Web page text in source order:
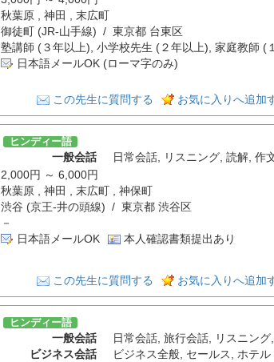
秋葉原 , 神田 , 末広町
御徒町 (JR-山手線) / 東京都 台東区
塾講師 (３年以上), 小学校先生 (２年以上), 家庭教師 (
日本語メールOK (ローマ字のみ)
この先生に質問する お気に入りへ追加
ヒンディー語
一般会話 日常会話, リスニング, 読解, 作
2,000円 ～ 6,000円
秋葉原 , 神田 , 末広町 , 神保町
渋谷 (京王-井の頭線) / 東京都 渋谷区
－
日本語メールOK 本人確認書類提出あり
この先生に質問する お気に入りへ追加
ヒンディー語
一般会話 日常会話, 旅行会話, リスニング,
ビジネス会話
ビジネス全般, セールス
ホテル